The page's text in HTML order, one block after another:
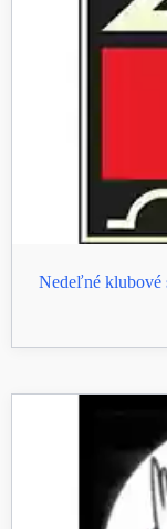
Nedeľné klubové